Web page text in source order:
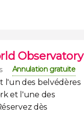
Observatory
Annulation gratuite
l'un des belvédères
et l'une des
dès